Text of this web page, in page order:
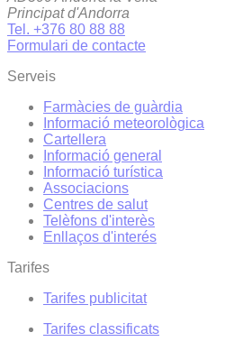
Principat d'Andorra
Tel. +376 80 88 88
Formulari de contacte
Serveis
Farmàcies de guàrdia
Informació meteorològica
Cartellera
Informació general
Informació turística
Associacions
Centres de salut
Telèfons d'interès
Enllaços d'interés
Tarifes
Tarifes publicitat
Tarifes classificats